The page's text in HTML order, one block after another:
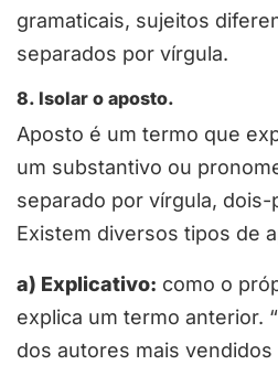
gramaticais, sujeitos
separados por vírgula.
8. Isolar o aposto.
Aposto é um termo que
um substantivo ou
separado por vírgula,
Existem diversos tipos de
a) Explicativo: como o
explica um termo anterior.
dos autores mais vendidos